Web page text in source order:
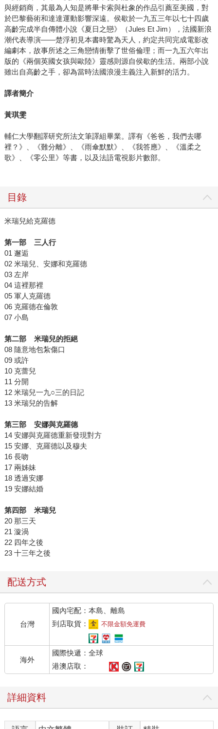
與經銷商，其最為人知是將畢卡索與杜象的作品引薦至美國，對
於巴黎藝術和達達運動影響深遠。侯歇於一九五三年以七十四歲
高齡完成半自傳體小說《夏日之戀》（Jules Et Jim），法國新浪
潮代表導演——楚浮初見本書時驚為天人，約定共同完成電影改
編劇本，故事所述之三角戀情衝擊了世俗倫理；而一九五六年出
版的《兩個英國女孩與歐陸》靈感則源自侯歇的生活。兩部小說
雖出自高齡之手，卻為當時法國浪漫主義注入新鮮的活力。
譯者簡介
黃琪雯
輔仁大學翻譯研究所法文筆譯組畢業。譯有《爸爸，我們去哪
裡？》、《難分離》、《雨傘默默》、《我答應》、《溫柔之
歌》、《零公里》等書，以及法語電視影片數部。
目錄
米瑞兒給克羅德
第一部 三人行
01 邂逅
02 米瑞兒、安娜和克羅德
03 左岸
04 這裡那裡
05 軍人克羅德
06 克羅德在倫敦
07 小島
第二部 米瑞兒的拒絕
08 隨意地包紮傷口
09 或許
10 克蕾兒
11 分開
12 米瑞兒一九○三的日記
13 米瑞兒的告解
第三部 安娜與克羅德
14 安娜與克羅德重新發現對方
15 安娜、克羅德以及穆夫
16 長吻
17 兩姊妹
18 透過安娜
19 安娜結婚
第四部 米瑞兒
20 那三天
21 漩渦
22 四年之後
23 十三年之後
配送方式
台灣
國內宅配：本島、離島
到店取貨：
不限金額免運費
海外
國際快遞：全球
港澳店取：
詳細資料